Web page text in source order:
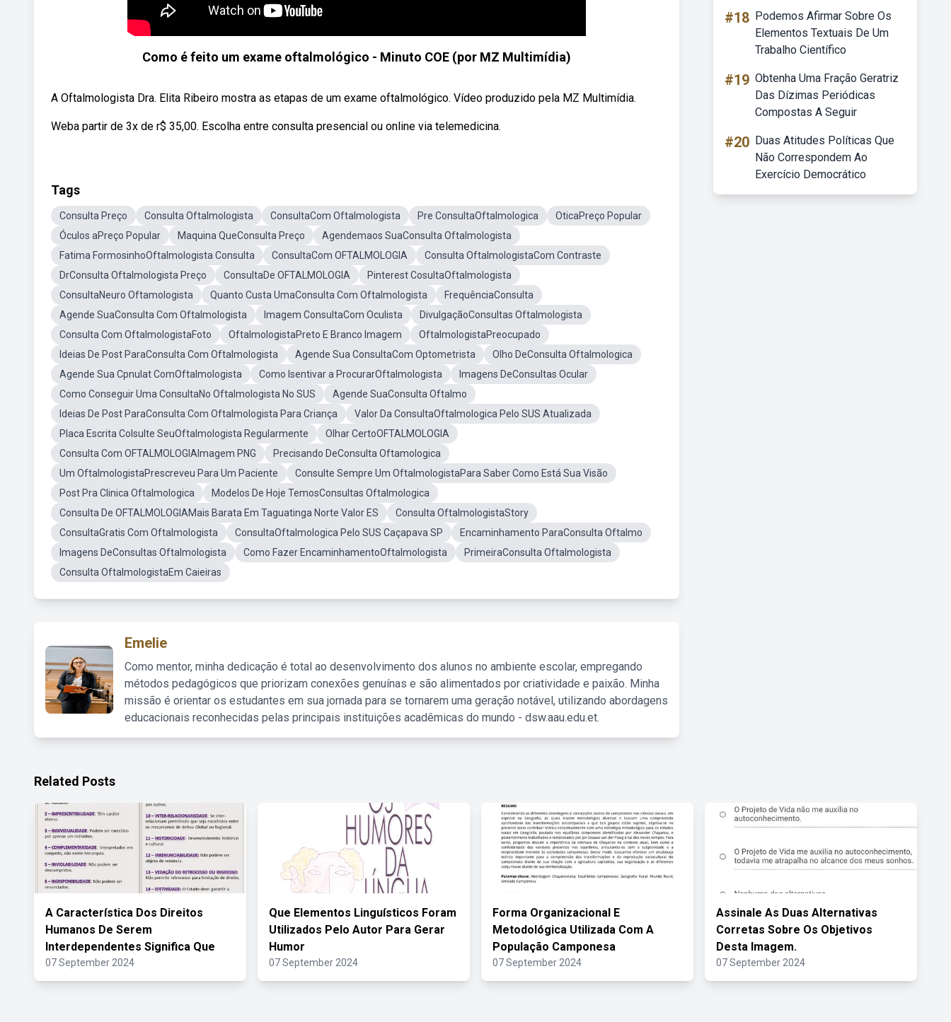
Como é feito um exame oftalmológico - Minuto COE (por MZ Multimídia)
A Oftalmologista Dra. Elita Ribeiro mostra as etapas de um exame oftalmológico. Vídeo produzido pela MZ Multimídia.
Weba partir de 3x de r$ 35,00. Escolha entre consulta presencial ou online via telemedicina.
Tags
Consulta Preço Consulta Oftalmologista ConsultaCom Oftalmologista Pre ConsultaOftalmologica
OticaPreço Popular
Óculos aPreço Popular
Maquina QueConsulta Preço
Agendemaos SuaConsulta Oftalmologista
Fatima FormosinhoOftalmologista Consulta
ConsultaCom OFTALMOLOGIA
Consulta OftalmologistaCom Contraste
DrConsulta Oftalmologista Preço
ConsultaDe OFTALMOLOGIA
Pinterest CosultaOftalmologista
ConsultaNeuro Oftamologista
Quanto Custa UmaConsulta Com Oftalmologista
FrequênciaConsulta
Agende SuaConsulta Com Oftalmologista
Imagem ConsultaCom Oculista
DivulgaçãoConsultas Oftalmologista
Consulta Com OftalmologistaFoto
OftalmologistaPreto E Branco Imagem
OftalmologistaPreocupado
Ideias De Post ParaConsulta Com Oftalmologista
Agende Sua ConsultaCom Optometrista
Olho DeConsulta Oftalmologica
Agende Sua Cpnulat ComOftalmologista
Como Isentivar a ProcurarOftalmologista
Imagens DeConsultas Ocular
Como Conseguir Uma ConsultaNo Oftalmologista No SUS
Agende SuaConsulta Oftalmo
Ideias De Post ParaConsulta Com Oftalmologista Para Criança
Valor Da ConsultaOftalmologica Pelo SUS Atualizada
Placa Escrita Colsulte SeuOftalmologista Regularmente
Olhar CertoOFTALMOLOGIA
Consulta Com OFTALMOLOGIAImagem PNG
Precisando DeConsulta Oftamologica
Um OftalmologistaPrescreveu Para Um Paciente
Consulte Sempre Um OftalmologistaPara Saber Como Está Sua Visão
Post Pra Clinica Oftalmologica
Modelos De Hoje TemosConsultas Oftalmologica
Consulta De OFTALMOLOGIAMais Barata Em Taguatinga Norte Valor ES
Consulta OftalmologistaStory
ConsultaGratis Com Oftalmologista
ConsultaOftalmologica Pelo SUS Caçapava SP
Encaminhamento ParaConsulta Oftalmo
Imagens DeConsultas Oftalmologista
Como Fazer EncaminhamentoOftalmologista
PrimeiraConsulta Oftalmologista
Consulta OftalmologistaEm Caieiras
Emelie
Como mentor, minha dedicação é total ao desenvolvimento dos alunos no ambiente escolar, empregando
métodos pedagógicos que priorizam conexões genuínas e são alimentados por criatividade e paixão. Minha
missão é orientar os estudantes em sua jornada para se tornarem uma geração notável, utilizando abordagens
educacionais reconhecidas pelas principais instituições acadêmicas do mundo - dsw.aau.edu.et.
#18 Podemos Afirmar Sobre Os
Elementos Textuais De Um
Trabalho Científico
#19 Obtenha Uma Fração Geratriz
Das Dízimas Periódicas
Compostas A Seguir
#20 Duas Atitudes Políticas Que
Não Correspondem Ao
Exercício Democrático
Related Posts
A Característica Dos Direitos
Humanos De Serem
Interdependentes Significa Que
07 September 2024
Que Elementos Linguísticos Foram
Utilizados Pelo Autor Para Gerar
Humor
07 September 2024
Forma Organizacional E
Metodológica Utilizada Com A
População Camponesa
07 September 2024
Assinale As Duas Alternativas
Corretas Sobre Os Objetivos
Desta Imagem.
07 September 2024